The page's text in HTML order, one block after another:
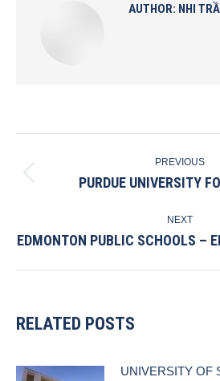
AUTHOR: NHI
NAVIGATION
PREVIOUS
PURDUE UNIVERSITY
NEXT
Next
EDMONTON PUBLIC SCHOOLS –
RELATED POSTS
UNIVERSITY OF